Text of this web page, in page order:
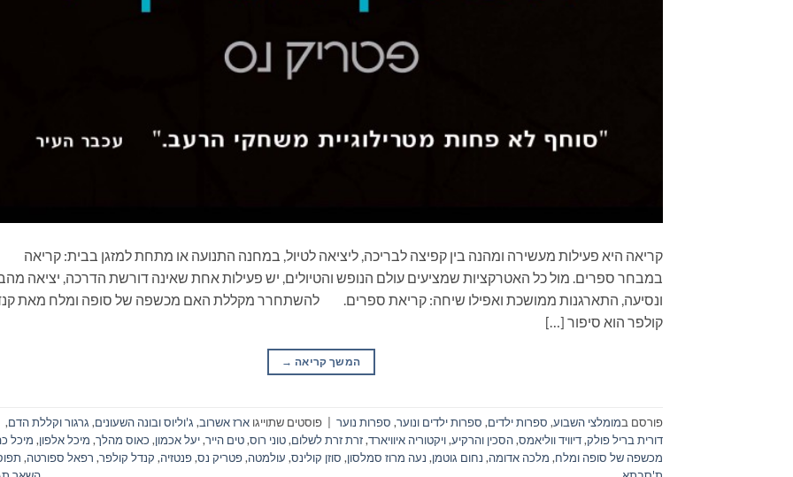
קריאה היא פעילות מעשירה ומהנה בין קפיצה לבריכה, ליציאה לטיול, במחנה התנועה או מתחת למזגן בבית: קריאה
במבחר ספרים. מול כל האטרקציות שמציעים עולם הנופש והטיולים, יש פעילות אחת שאינה דורשת הדרכה, יציאה
ונסיעה, התארגנות ממושכת ואפילו שיחה: קריאת ספרים. להשתחרר מקללת האם מכשפה של סופה ומלח מאת
קולפר הוא סיפור […]
המשך קריאה →
פורסם במומלצי השבוע, ספרות ילדים, ספרות ילדים ונוער, ספרות נוער פוסטים שתוייגו ארז אשרוב, ג'וליוס ובונה השעונים, גרגור וקללת הדם,
דורית בריל פולק,דיוויד ווליאמס,הסכין והרקיע,ויקטוריה איוויארד,זרת זרת לשלום,טוני רוס,טים הייר,יעל אכמון, כאוס מהלך, מיכל אלפון, מיכל
מכשפה של סופה ומלח, מלכה אדומה, נחום גוטמן, נעה מרוז סמלסון, סוזן קולינס, עולמטה,פטריק נס,פנטזיה, קנדל קולפר, רפאל ספורטה,